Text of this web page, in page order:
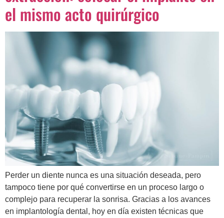
el mismo acto quirúrgico
Perder un diente nunca es una situación deseada, pero
tampoco tiene por qué convertirse en un proceso largo o
complejo para recuperar la sonrisa. Gracias a los avances
en implantología dental, hoy en día existen técnicas que